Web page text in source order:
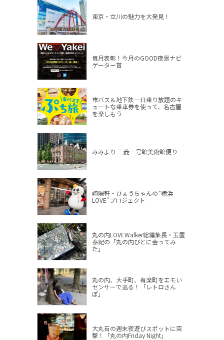
東京・立川の魅力を大発見！
毎月表彰！今月のGOOD夜景ナビ
ゲーター賞
市バス＆地下鉄一日乗り放題のキ
ュートな乗車券を使って、名古屋
を楽しもう
みみより 三菱一号館美術館便り
崎陽軒・ひょうちゃんの”横浜
LOVE”プロジェクト
丸の内LOVEWalker総編集長・玉置
泰紀の「丸の内びとに会ってみ
た」
丸の内、大手町、有楽町をエモい
センサーで巡る！「レトロさん
ぽ」
大丸有の週末夜遊びスポットに突
撃！「丸の内Friday Night」